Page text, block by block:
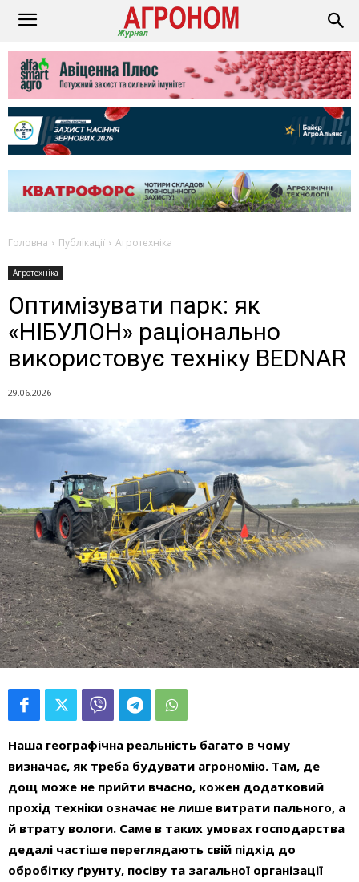
Головна Публікації Агротехніка
Агротехніка
Оптимізувати парк: як
«НІБУЛОН» раціонально
використовує техніку BEDNAR
29.06.2026
Наша географічна реальність багато в чому
визначає, як треба будувати агрономію. Там, де
дощ може не прийти вчасно, кожен додатковий
прохід техніки означає не лише витрати пального, а
й втрату вологи. Саме в таких умовах господарства
дедалі частіше переглядають свій підхід до
обробітку ґрунту, посіву та загальної організації